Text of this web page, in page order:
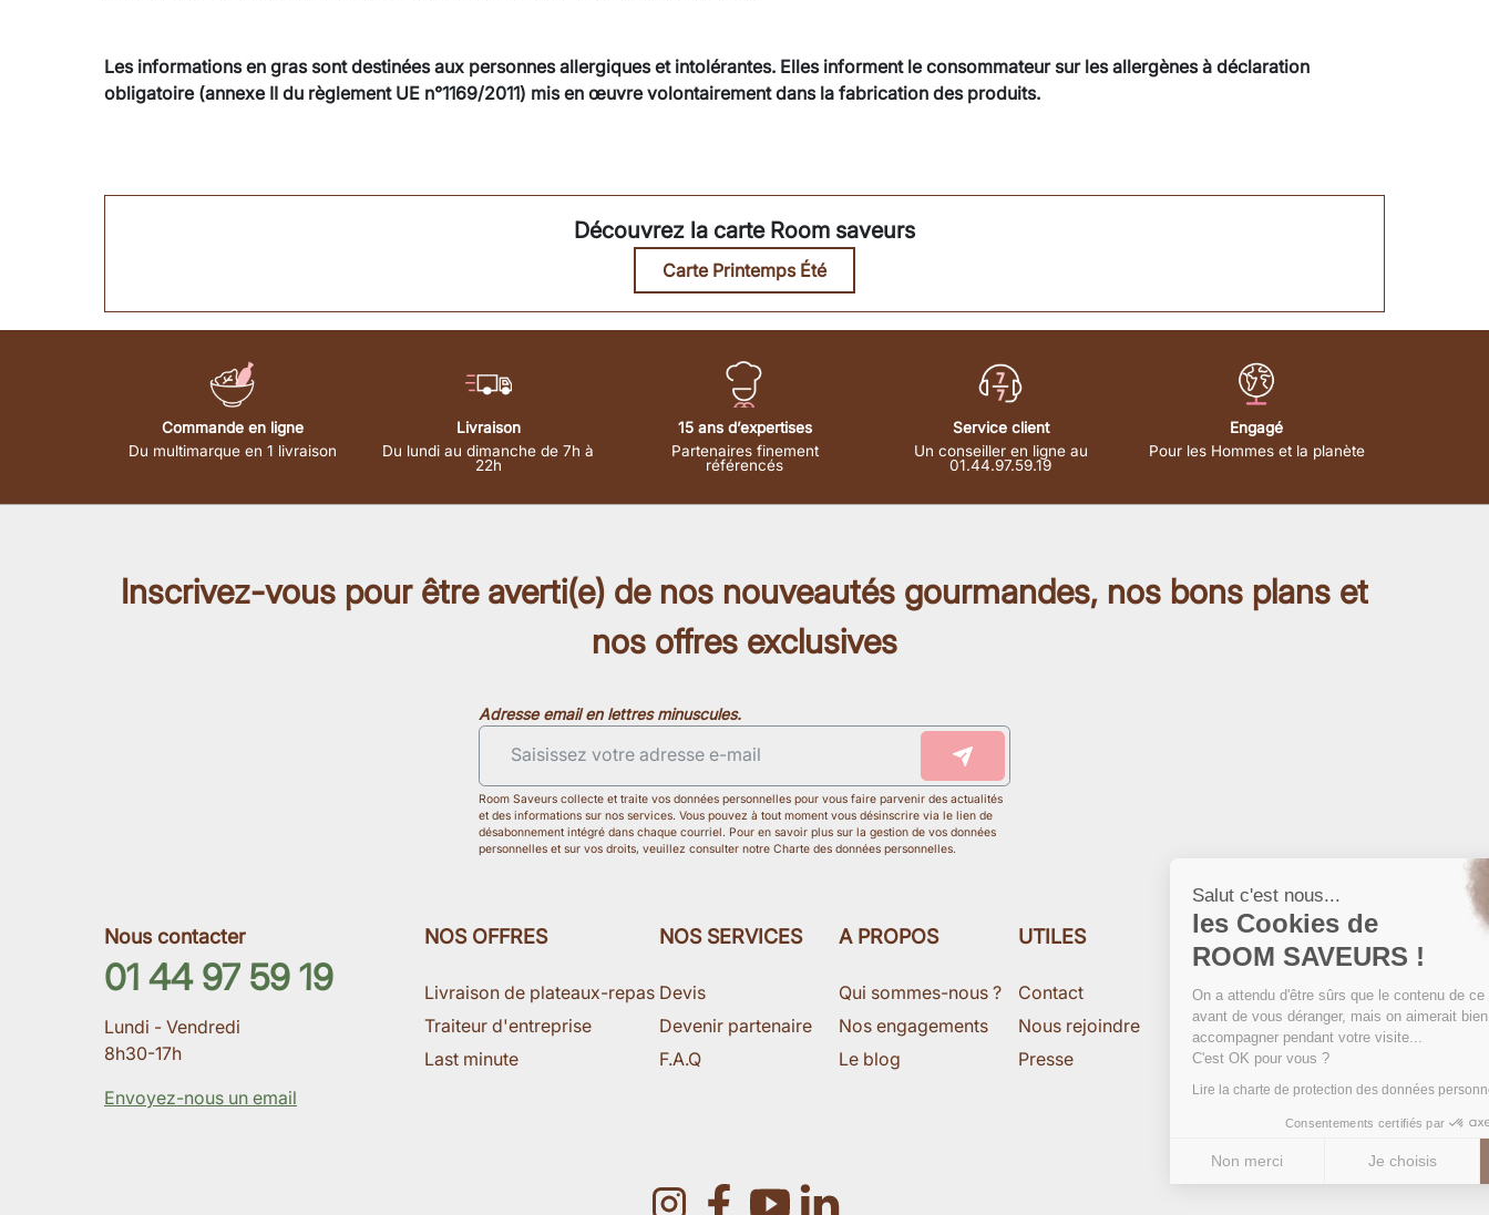
les Cookies de
ROOM SAVEURS !
On a attendu d'être sûrs que le contenu de ce site vous intéresse
avant de vous déranger, mais on aimerait bien vous
accompagner pendant votre visite...
C'est OK pour vous ?
Lire la charte de protection des données personnelles
Je choisis OK pour moi
Les informations en gras sont destinées aux personnes allergiques et intolérantes. Elles informent le consommateur sur les allergènes à déclaration
obligatoire (annexe II du règlement UE n°1169/2011) mis en œuvre volontairement dans la fabrication des produits.
Découvrez la carte Room saveurs
Carte Printemps Été
Commande en ligne
Du multimarque en 1 livraison
Livraison
Du lundi au dimanche de 7h à
22h
15 ans d’expertises
Partenaires finement
référencés
Service client
Un conseiller en ligne au
01.44.97.59.19
Engagé
Pour les Hommes et la planète
Inscrivez-vous pour être averti(e) de nos nouveautés gourmandes, nos bons plans et
nos offres exclusives
Adresse email en lettres minuscules.
Room Saveurs collecte et traite vos données personnelles pour vous faire parvenir des actualités
et des informations sur nos services. Vous pouvez à tout moment vous désinscrire via le lien de
désabonnement intégré dans chaque courriel. Pour en savoir plus sur la gestion de vos données
personnelles et sur vos droits, veuillez consulter notre Charte des données personnelles.
Nous contacter
01 44 97 59 19
Lundi - Vendredi
8h30-17h
Envoyez-nous un email
NOS OFFRES
Livraison de plateaux-repas
Traiteur d'entreprise
Last minute
NOS SERVICES
Devis
Devenir partenaire
F.A.Q
A PROPOS
Qui sommes-nous ?
Nos engagements
Le blog
UTILES
Contact
Nous rejoindre
Presse